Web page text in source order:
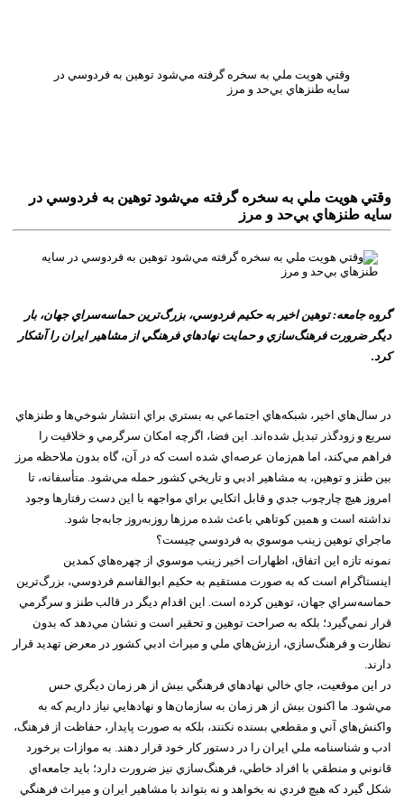
وقتي هويت ملي به سخره گرفته مي‌شود توهين به فردوسي در
سايه طنزهاي بي‌حد و مرز
وقتي هويت ملي به سخره گرفته مي‌شود توهين به فردوسي در
سايه طنزهاي بي‌حد و مرز
گروه جامعه: توهين اخير به حکيم فردوسي، بزرگ‌ترين حماسه‌سراي جهان، بار
ديگر ضرورت فرهنگ‌سازي و حمايت نهادهاي فرهنگي از مشاهير ايران را آشکار
کرد.
در سال‌هاي اخير، شبکه‌هاي اجتماعي به بستري براي انتشار شوخي‌ها و طنزهاي
سريع و زودگذر تبديل شده‌اند. اين فضا، اگرچه امکان سرگرمي و خلاقيت را
فراهم مي‌کند، اما هم‌زمان عرصه‌اي شده است که در آن، گاه بدون ملاحظه مرز
بين طنز و توهين، به مشاهير ادبي و تاريخي کشور حمله مي‌شود. متأسفانه، تا
امروز هيچ چارچوب جدي و قابل اتکايي براي مواجهه با اين دست رفتارها وجود
نداشته است و همين کوتاهي باعث شده مرزها روزبه‌روز جابه‌جا شود.
ماجراي توهين زينب موسوي به فردوسي چيست؟
نمونه تازه اين اتفاق، اظهارات اخير زينب موسوي از چهره‌هاي کمدين
اينستاگرام است که به صورت مستقيم به حکيم ابوالقاسم فردوسي، بزرگ‌ترين
حماسه‌سراي جهان، توهين کرده است. اين اقدام ديگر در قالب طنز و سرگرمي
قرار نمي‌گيرد؛ بلکه به صراحت توهين و تحقير است و نشان مي‌دهد که بدون
نظارت و فرهنگ‌سازي، ارزش‌هاي ملي و ميراث ادبي کشور در معرض تهديد قرار
دارند.
در اين موقعيت، جاي خالي نهادهاي فرهنگي بيش از هر زمان ديگري حس
مي‌شود. ما اکنون بيش از هر زمان به سازمان‌ها و نهادهايي نياز داريم که به
واکنش‌هاي آني و مقطعي بسنده نکنند، بلکه به صورت پايدار، حفاظت از فرهنگ،
ادب و شناسنامه ملي ايران را در دستور کار خود قرار دهند. به موازات برخورد
قانوني و منطقي با افراد خاطي، فرهنگ‌سازي نيز ضرورت دارد؛ بايد جامعه‌اي
شکل گيرد که هيچ فردي نه بخواهد و نه بتواند با مشاهير ايران و ميراث فرهنگي